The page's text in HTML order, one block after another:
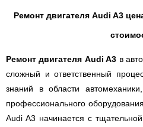
Ремонт двигателя Audi A3
Ремонт двигателя Audi A3 в
сложный и ответственный
знаний в области
профессионального
Audi A3 начинается с